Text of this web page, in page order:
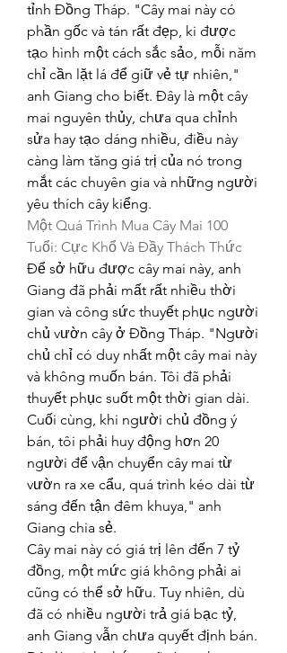
tỉnh Đồng Tháp. "Cây mai này có
phần gốc và tán rất đẹp, ki được
tạo hình một cách sắc sảo, mỗi năm
chỉ cần lặt lá để giữ vẻ tự nhiên,"
anh Giang cho biết. Đây là một cây
mai nguyên thủy, chưa qua chỉnh
sửa hay tạo dáng nhiều, điều này
càng làm tăng giá trị của nó trong
mắt các chuyên gia và những người
yêu thích cây kiểng.
Một Quá Trình Mua Cây Mai 100
Tuổi: Cực Khổ Và Đầy Thách Thức
Để sở hữu được cây mai này, anh
Giang đã phải mất rất nhiều thời
gian và công sức thuyết phục người
chủ vườn cây ở Đồng Tháp. "Người
chủ chỉ có duy nhất một cây mai này
và không muốn bán. Tôi đã phải
thuyết phục suốt một thời gian dài.
Cuối cùng, khi người chủ đồng ý
bán, tôi phải huy động hơn 20
người để vận chuyển cây mai từ
vườn ra xe cẩu, quá trình kéo dài từ
sáng đến tận đêm khuya," anh
Giang chia sẻ.
Cây mai này có giá trị lên đến 7 tỷ
đồng, một mức giá không phải ai
cũng có thể sở hữu. Tuy nhiên, dù
đã có nhiều người trả giá bạc tỷ,
anh Giang vẫn chưa quyết định bán.